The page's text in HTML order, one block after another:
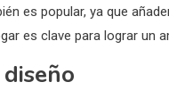
es popular, ya que
es clave para lograr un